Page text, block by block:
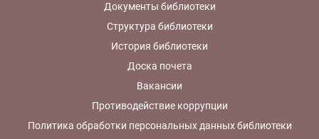
Документы библиотеки
Структура библиотеки
История библиотеки
Доска почета
Вакансии
Противодействие коррупции
Политика обработки персональных данных библиотеки